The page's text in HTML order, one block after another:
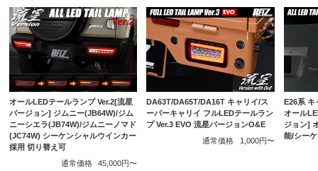
オールLEDテールランプ Ver.2[流星
バージョン] ジムニー(JB64W)/ジム
ニーシエラ(JB74W)/ジムニーノマド
(JC74W) シーケンシャルウインカー
採用 切り替え可
通常価格
45,000円〜
DA63T/DA65T/DA16T キャリイ/ス
ーパーキャリイ フルLEDテールラン
プ Ver.3 EVO 流星バージョンO&E
通常価格
1,000円〜
E26系
オール
ジョン]
能/シー